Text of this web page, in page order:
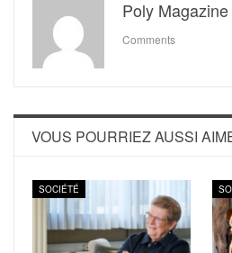
Poly Magazine
Comments
VOUS POURRIEZ AUSSI
SOCIÉTÉ